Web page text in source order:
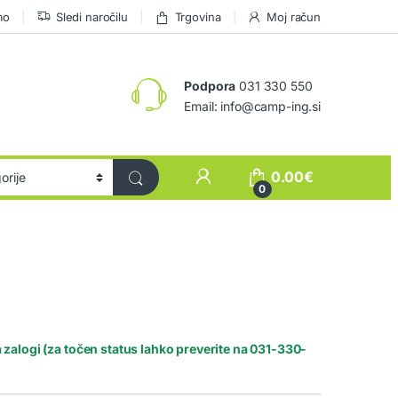
Sledi naročilu Trgovina Moj račun
Podpora 031 330 550
Email: info@camp-ing.si
0
0.00€
zalogi (za točen status lahko preverite na 031-330-